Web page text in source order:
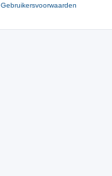
Gebruikersvoorwaarden